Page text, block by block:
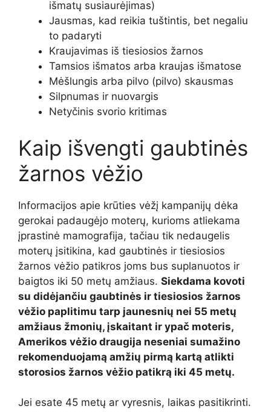
išmatų susiaurėjimas)
Jausmas, kad reikia tuštintis, bet negaliu
to padaryti
Kraujavimas iš tiesiosios žarnos
Tamsios išmatos arba kraujas išmatose
Mėšlungis arba pilvo (pilvo) skausmas
Silpnumas ir nuovargis
Netyčinis svorio kritimas
Kaip išvengti gaubtinės
žarnos vėžio
Informacijos apie krūties vėžį kampanijų dėka
gerokai padaugėjo moterų, kurioms atliekama
įprastinė mamografija, tačiau tik nedaugelis
moterų įsitikina, kad gaubtinės ir tiesiosios
žarnos vėžio patikros joms bus suplanuotos ir
baigtos iki 50 metų amžiaus. Siekdama kovoti
su didėjančiu gaubtinės ir tiesiosios žarnos
vėžio paplitimu tarp jaunesnių nei 55 metų
amžiaus žmonių, įskaitant ir ypač moteris,
Amerikos vėžio draugija neseniai sumažino
rekomenduojamą amžių pirmą kartą atlikti
storosios žarnos vėžio patikrą iki 45 metų.
Jei esate 45 metų ar vyresnis, laikas pasitikrinti.